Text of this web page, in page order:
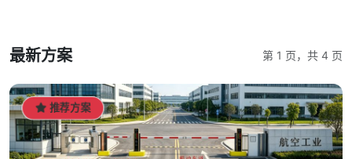
最新方案 第 1 页，共 4 页
推荐方案